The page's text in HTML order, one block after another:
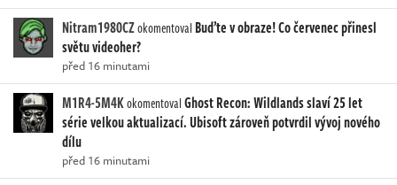
Nitram1980CZokomentoval Buďte v obraze! Co červenec přinesl
světu videoher?
před 16 minutami
M1R4-5M4KokomentovalGhost Recon: Wildlands slaví 25 let
série velkou aktualizací. Ubisoft zároveň potvrdil vývoj nového
dílu
před 16 minutami